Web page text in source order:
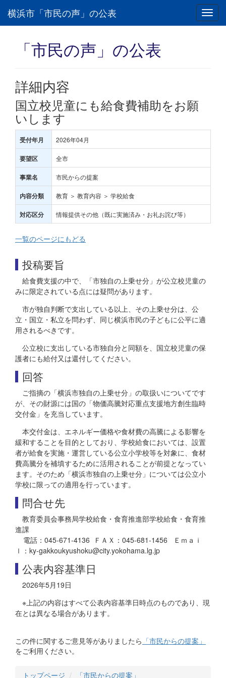
横浜市「市民の声」の公表
「市民の声」の公表
詳細内容
国立校児童にも給食費補助をお願
いします
受付年月 2026年04月
要望区 全市
事業名 市民からの提案
内容分類 教育 ＞ 教育内容 ＞ 学校給食
対応区分 情報提供その他（既に実施済み・お礼お詫び等）
一覧のページにもどる
投稿要旨
給食費支援の中で、「市独自の上乗せ分」が公立校児童の
みに限定されている点には疑問があります。
市が独自判断で支出している以上、その上乗せ分は、公
立・国立・私立を問わず、同じ横浜市民の子どもに公平に適
用されるべきです。
公立校に支出している市独自分と同額を、国立校児童の保
護者にも給付又は還付してください。
回答
ご指摘の「横浜市独自の上乗せ分」の取扱いについてです
が、その財源には国の「物価高騰対応重点支援地方創生臨時
交付金」を充当しています。
本交付金は、エネルギー価格や食材費の高騰による影響を
緩和することを目的としており、学校給食においては、設置
者が給食を実施・運営している公立小学校等を対象に、食材
費高騰分を補填するために活用されることが前提となってい
ます。そのため「横浜市独自の上乗せ分」については公立小
学校に限っての適用を行っています。
問合せ先
教育委員会事務局学校給食・食育推進部学校給食・食育推
進課
電話：045-671-4136 ＦＡＸ：045-681-1456 Ｅｍａｉ
ｌ：ky-gakkoukyushoku@city.yokohama.lg.jp
公表内容基準日
2026年5月19日
※上記の内容はすべて公表内容基準日時点のものであり、現
在とは異なる場合があります。
この件に関するご意見等がありましたら 「市民からの提案」
をご利用ください。
トップページ 「市民からの提案」